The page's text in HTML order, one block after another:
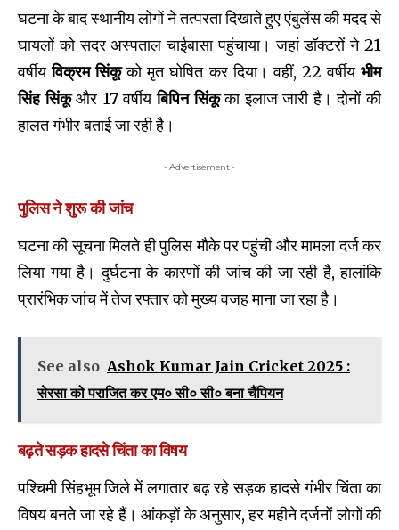
घटना के बाद स्थानीय लोगों ने तत्परता दिखाते हुए एंबुलेंस की मदद से
घायलों को सदर अस्पताल चाईबासा पहुंचाया। जहां डॉक्टरों ने 21
वर्षीयविक्रम सिंकूको मृत घोषित कर दिया। वहीं, 22 वर्षीयभीम
सिंह सिंकूऔर 17 वर्षीयबिपिन सिंकूका इलाज जारी है। दोनों की
हालत गंभीर बताई जा रही है।
- Advertisement -
पुलिस ने शुरू की जांच
घटना की सूचना मिलते ही पुलिस मौके पर पहुंची और मामला दर्ज कर
लिया गया है। दुर्घटना के कारणों की जांच की जा रही है, हालांकि
प्रारंभिक जांच में तेज रफ्तार को मुख्य वजह माना जा रहा है।
See also Ashok Kumar Jain Cricket 2025 :
सेरसा को पराजित कर एम० सी० सी० बना चैंपियन
बढ़ते सड़क हादसे चिंता का विषय
पश्चिमी सिंहभूम जिले में लगातार बढ़ रहे सड़क हादसे गंभीर चिंता का
विषय बनते जा रहे हैं। आंकड़ों के अनुसार, हर महीने दर्जनों लोगों की